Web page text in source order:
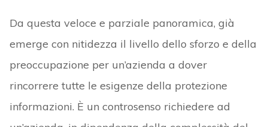
Da questa veloce e parziale panoramica, già
emerge con nitidezza il livello dello sforzo e della
preoccupazione per un’azienda a dover
rincorrere tutte le esigenze della protezione
informazioni. È un controsenso richiedere ad